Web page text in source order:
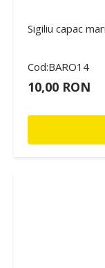
Sigiliu capac
Cod:BARO14
10,00 RON